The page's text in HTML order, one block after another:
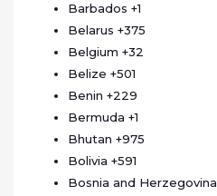
Barbados +1
Belarus +375
Belgium +32
Belize +501
Benin +229
Bermuda +1
Bhutan +975
Bolivia +591
Bosnia and Herzegovina